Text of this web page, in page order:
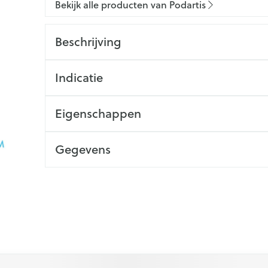
Bekijk alle producten van Podartis
Beschrijving
Indicatie
Eigenschappen
Gegevens